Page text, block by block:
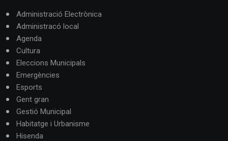
Administració Electrònica
Administracó local
Agenda
Cultura
Eleccions Municipals
Emergències
Esports
Gent gran
Gestió Municipal
Habitatge i Urbanisme
Hisenda